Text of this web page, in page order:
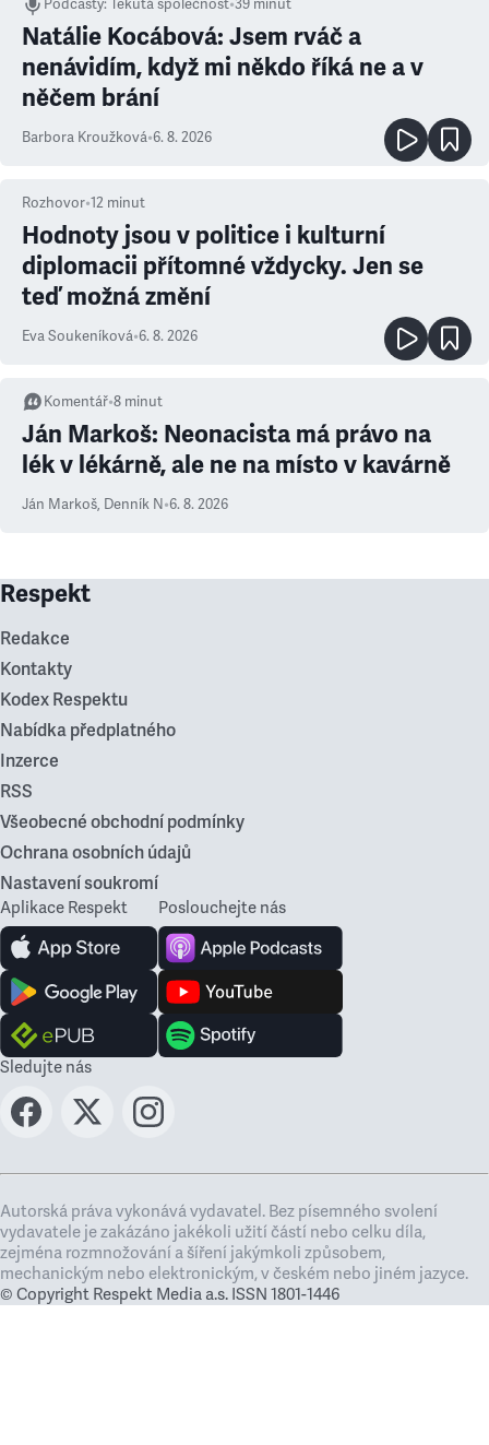
Podcasty:Tekutá společnost•39 minut
Natálie Kocábová: Jsem rváč a
nenávidím, když mi někdo říká ne a v
něčem brání
Barbora Kroužková•6. 8. 2026
Rozhovor•12 minut
Hodnoty jsou v politice i kulturní
diplomacii přítomné vždycky. Jen se
teď možná změní
Eva Soukeníková•6. 8. 2026
Komentář•8 minut
Ján Markoš: Neonacista má právo na
lék v lékárně, ale ne na místo v kavárně
Ján Markoš, Denník N•6. 8. 2026
Respekt
Redakce
Kontakty
Kodex Respektu
Nabídka předplatného
Inzerce
RSS
Všeobecné obchodní podmínky
Ochrana osobních údajů
Nastavení soukromí
Aplikace Respekt Poslouchejte nás
Sledujte nás
Autorská práva vykonává vydavatel. Bez písemného svolení
vydavatele je zakázáno jakékoli užití částí nebo celku díla,
zejména rozmnožování a šíření jakýmkoli způsobem,
mechanickým nebo elektronickým, v českém nebo jiném jazyce.
© Copyright Respekt Media a.s. ISSN 1801-1446